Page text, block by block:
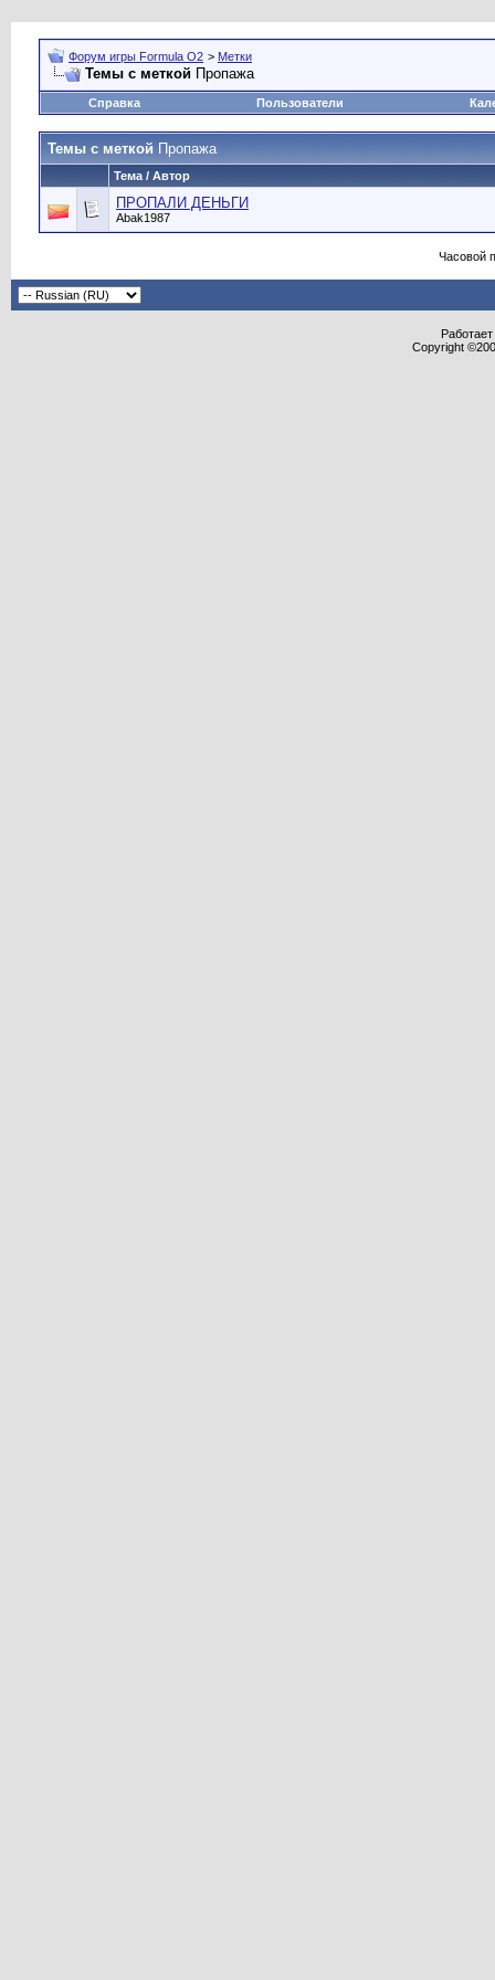
Форум игры Formula O2 > Метки
Темы с меткой Пропажа
Справка Пользователи
Темы с меткой Пропажа
Тема / Автор
ПРОПАЛИ ДЕНЬГИ
Abak1987
Часовой
Copyright